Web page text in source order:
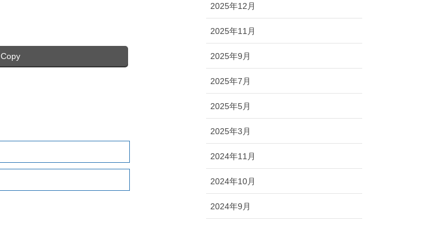
Copy
2025年12月
2025年11月
2025年9月
2025年7月
2025年5月
2025年3月
2024年11月
2024年10月
2024年9月